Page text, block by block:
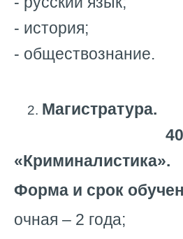
- история;
- обществознание.
Магистратура.
40.04.01
«Криминалистика».
Форма и срок
очная – 2 года;